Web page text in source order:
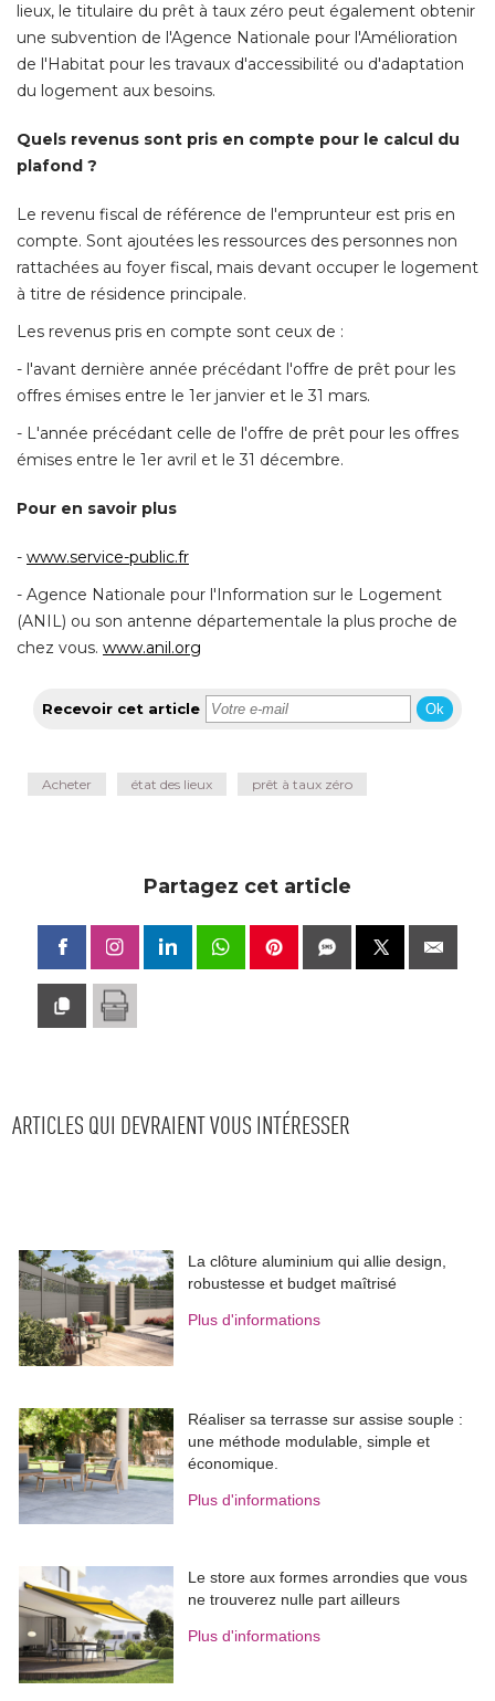
lieux, le titulaire du prêt à taux zéro peut également obtenir
une subvention de l'Agence Nationale pour l'Amélioration
de l'Habitat pour les travaux d'accessibilité ou d'adaptation
du logement aux besoins.
Quels revenus sont pris en compte pour le calcul du
plafond ?
Le revenu fiscal de référence de l'emprunteur est pris en
compte. Sont ajoutées les ressources des personnes non
rattachées au foyer fiscal, mais devant occuper le logement
à titre de résidence principale.
Les revenus pris en compte sont ceux de :
- l'avant dernière année précédant l'offre de prêt pour les
offres émises entre le 1er janvier et le 31 mars.
- L'année précédant celle de l'offre de prêt pour les offres
émises entre le 1er avril et le 31 décembre.
Pour en savoir plus
- www.service-public.fr
- Agence Nationale pour l'Information sur le Logement
(ANIL) ou son antenne départementale la plus proche de
chez vous. www.anil.org
Recevoir cet article Ok
Acheter état des lieux prêt à taux zéro
Partagez cet article
ARTICLES QUI DEVRAIENT VOUS INTÉRESSER
La clôture aluminium qui allie design,
robustesse et budget maîtrisé
Plus d'informations
Réaliser sa terrasse sur assise souple :
une méthode modulable, simple et
économique.
Plus d'informations
Le store aux formes arrondies que vous
ne trouverez nulle part ailleurs
Plus d'informations